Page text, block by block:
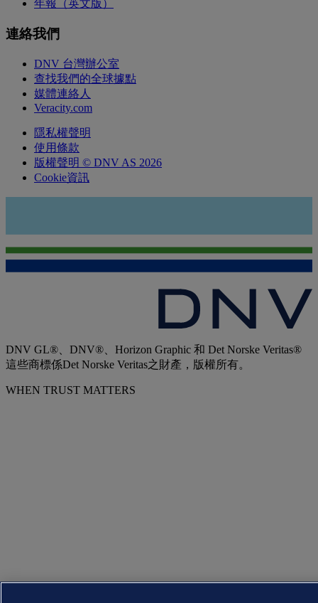
年報（英文版）
連絡我們
DNV 台灣辦公室
查找我們的全球據點
媒體連絡人
Veracity.com
隱私權聲明
使用條款
版權聲明 © DNV AS 2026
Cookie資訊
DNV GL®、DNV®、Horizon Graphic 和 Det Norske Veritas®
這些商標係Det Norske Veritas之財產，版權所有。
WHEN TRUST MATTERS